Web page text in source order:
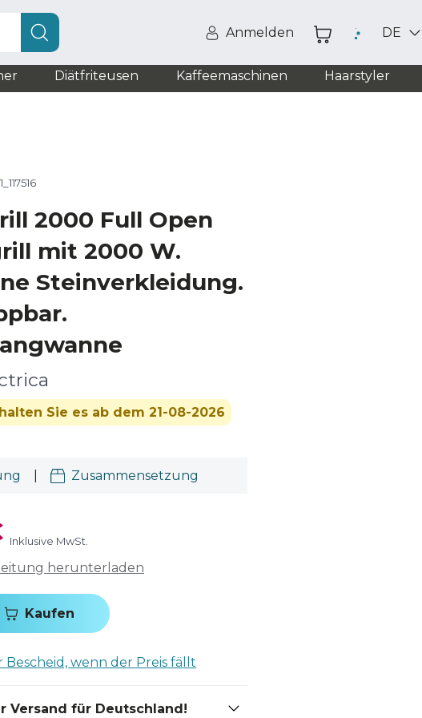
Anmelden DE
Diätfriteusen Kaffeemaschinen Haarstyler
2000 Full Open
mit 2000 W.
Steinverkleidung.
Sie es ab dem 21-08-2026
Zusammensetzung
Inklusive MwSt.
herunterladen
Kaufen
Bescheid, wenn der Preis fällt
Versand für Deutschland!